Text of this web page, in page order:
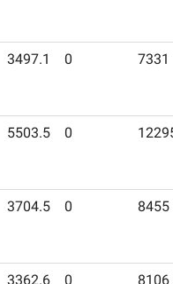
3497.1 0 7331
5503.5 0
3704.5 0 8455
3362.6 0 8106